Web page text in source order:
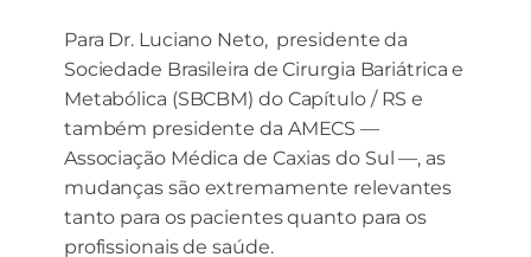
Para Dr. Luciano Neto, presidente da
Sociedade Brasileira de Cirurgia Bariátrica e
Metabólica (SBCBM) do Capítulo / RS e
também presidente da AMECS —
Associação Médica de Caxias do Sul —, as
mudanças são extremamente relevantes
tanto para os pacientes quanto para os
profissionais de saúde.